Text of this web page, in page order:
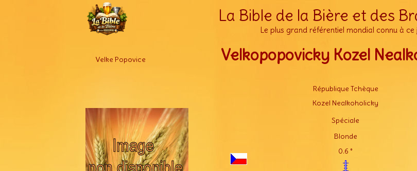
La Bible de la Bière et des
Le plus grand référentiel mondial connu à ce
Velke Popovice Velkopopovicky Kozel
République Tchèque
Kozel Nealkoholicky
Spéciale
Blonde
0.6 °